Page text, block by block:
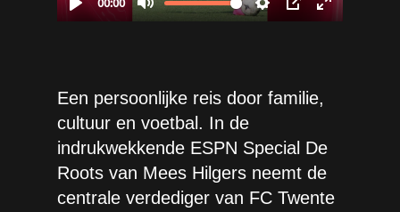
Een persoonlijke reis door familie,
cultuur en voetbal. In de
indrukwekkende ESPN Special De
Roots van Mees Hilgers neemt de
centrale verdediger van FC Twente